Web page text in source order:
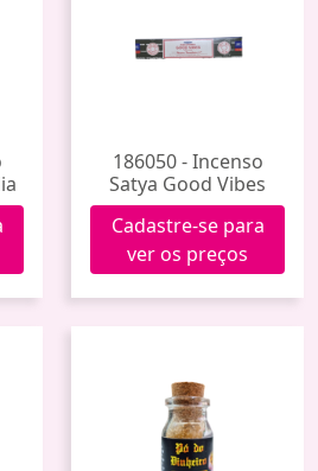
186050 - Incenso
Satya Good Vibes
Cadastre-se para
ver os preços